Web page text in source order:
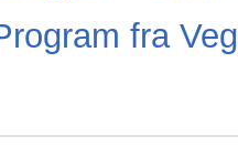
fra